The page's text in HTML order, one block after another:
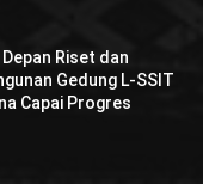
Riset dan
Gedung L-SSIT
Capai Progres